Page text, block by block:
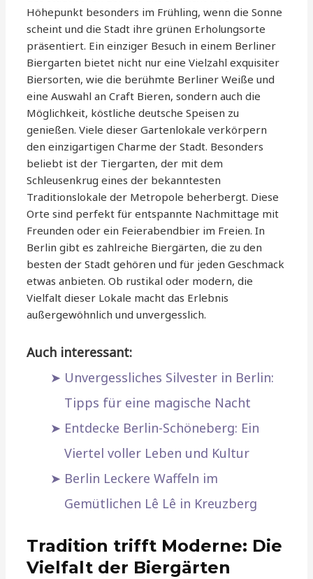
Höhepunkt besonders im Frühling, wenn die Sonne
scheint und die Stadt ihre grünen Erholungsorte
präsentiert. Ein einziger Besuch in einem Berliner
Biergarten bietet nicht nur eine Vielzahl exquisiter
Biersorten, wie die berühmte Berliner Weiße und
eine Auswahl an Craft Bieren, sondern auch die
Möglichkeit, köstliche deutsche Speisen zu
genießen. Viele dieser Gartenlokale verkörpern
den einzigartigen Charme der Stadt. Besonders
beliebt ist der Tiergarten, der mit dem
Schleusenkrug eines der bekanntesten
Traditionslokale der Metropole beherbergt. Diese
Orte sind perfekt für entspannte Nachmittage mit
Freunden oder ein Feierabendbier im Freien. In
Berlin gibt es zahlreiche Biergärten, die zu den
besten der Stadt gehören und für jeden Geschmack
etwas anbieten. Ob rustikal oder modern, die
Vielfalt dieser Lokale macht das Erlebnis
außergewöhnlich und unvergesslich.
Auch interessant:
Unvergessliches Silvester in Berlin:
Tipps für eine magische Nacht
Entdecke Berlin-Schöneberg: Ein
Viertel voller Leben und Kultur
Berlin Leckere Waffeln im
Gemütlichen Lê Lê in Kreuzberg
Tradition trifft Moderne: Die
Vielfalt der Biergärten